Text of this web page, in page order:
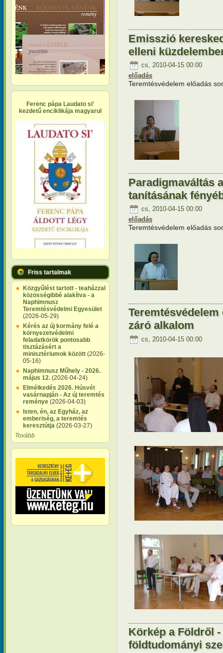
Ferenc pápa Laudato si’
kezdetű enciklikája magyarul
Friss tartalmak
Közgyűlést tartott - teaházzal
közösségibbé alakítva - a
Naphimnusz
Teremtésvédelmi Egyesület
(2026-05-29)
Kérés az új kormány felé a
környezetvédelmi
feladatkörök pontosabb
tisztázásért a
minisztériumok között (2026-
05-16)
Naphimnusz Műhely - 2026.
május 12. (2026-04-24)
Elmélkedés 2026. Húsvét
vasárnapján - Az új teremtés
reménye (2026-04-03)
Isten, én, az Egyház, az
emberiség, a teremtés
keresztútja (2026-03-27)
Tovább
Emisszió
elleni
cs, 2010-04-15 00:00
előadás
Teremtésvédelem előadás
Paradigmaváltás
tanításának
cs, 2010-04-15 00:00
előadás
Teremtésvédelem előadás
záró alkalom
cs, 2010-04-15 00:00
Körkép a Földről
földtudományi